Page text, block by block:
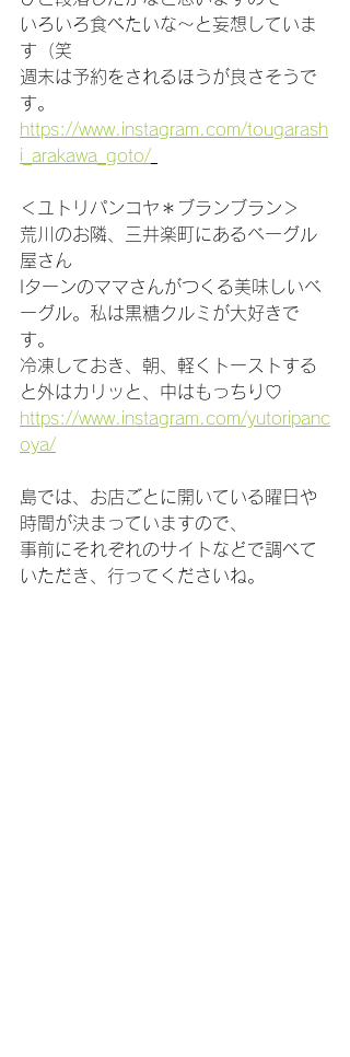
いろいろ食べたいな～と妄想していま
す（笑
週末は予約をされるほうが良さそうで
す。
https://www.instagram.com/tougarash
i_arakawa_goto/
＜ユトリパンコヤ＊ブランブラン＞
荒川のお隣、三井楽町にあるベーグル
屋さん
Iターンのママさんがつくる美味しいベ
ーグル。私は黒糖クルミが大好きで
す。
冷凍しておき、朝、軽くトーストする
と外はカリッと、中はもっちり♡
https://www.instagram.com/yutoripanc
oya/
島では、お店ごとに開いている曜日や
時間が決まっていますので、
事前にそれぞれのサイトなどで調べて
いただき、行ってくださいね。